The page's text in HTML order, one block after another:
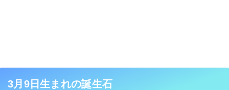
3月9日生まれの誕生石